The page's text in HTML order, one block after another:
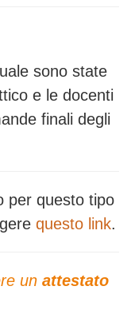
sono state
e le docenti
finali degli
per questo tipo
questo link.
un attestato